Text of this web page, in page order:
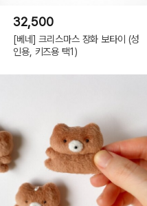
32,500
[베네] 크리스마스 장화 보타이 (성
인용, 키즈용 택1)